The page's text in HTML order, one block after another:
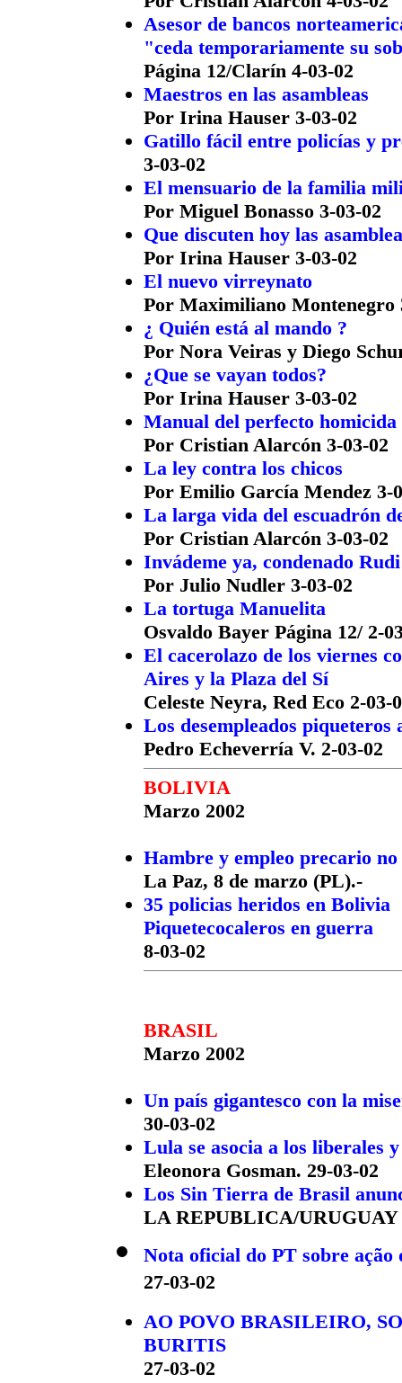
Asesor de bancos
"ceda temporariamente su
Página 12/Clarín 4-03-02
Maestros en las asambleas
Por Irina Hauser 3-03-02
Gatillo fácil entre policías y
3-03-02
El mensuario de la familia
Por Miguel Bonasso 3-03-02
Que discuten hoy las
Por Irina Hauser 3-03-02
El nuevo virreynato
Por Maximiliano Montenegro
¿ Quién está al mando ?
Por Nora Veiras y Diego
¿Que se vayan todos?
Por Irina Hauser 3-03-02
Manual del perfecto homicida
Por Cristian Alarcón 3-03-02
La ley contra los chicos
Por Emilio García Mendez 3-
La larga vida del escuadrón
Por Cristian Alarcón 3-03-02
Invádeme ya, condenado Rudi
Por Julio Nudler 3-03-02
La tortuga Manuelita
Osvaldo Bayer Página 12/ 2-
El cacerolazo de los viernes
Aires y la Plaza del Sí
Celeste Neyra, Red Eco 2-03-
Los desempleados piqueteros
Pedro Echeverría V. 2-03-02
BOLIVIA
Marzo 2002
Hambre y empleo precario
La Paz, 8 de marzo (PL).-
35 policias heridos en Bolivia
Piquetecocaleros en guerra
8-03-02
BRASIL
Marzo 2002
Un país gigantesco con la
30-03-02
Lula se asocia a los liberales
Eleonora Gosman. 29-03-02
Los Sin Tierra de Brasil
LA REPUBLICA/URUGUAY
Nota oficial do PT sobre ação
27-03-02
AO POVO BRASILEIRO,
BURITIS
27-03-02